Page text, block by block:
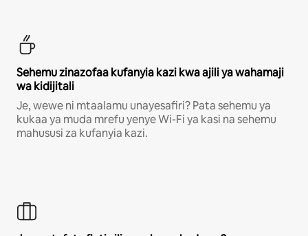
Sehemu zinazofaa kufanyia kazi kwa ajili ya wahamaji
wa kidijitali
Je, wewe ni mtaalamu unayesafiri? Pata sehemu ya
kukaa ya muda mrefu yenye Wi-Fi ya kasi na sehemu
mahususi za kufanyia kazi.